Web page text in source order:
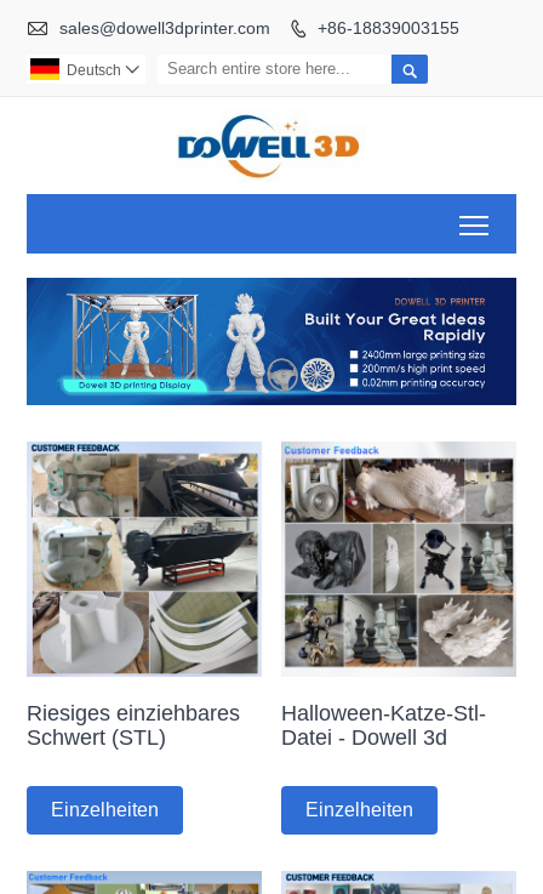
 sales@dowell3dprinter.com  +86-18839003155

Deutsch 
Riesiges einziehbares
Schwert (STL)
Einzelheiten
Halloween-Katze-Stl-
Datei - Dowell 3d
Einzelheiten